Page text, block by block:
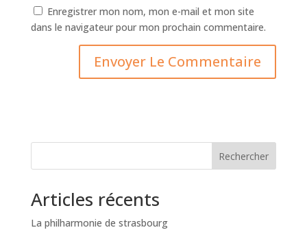
Enregistrer mon nom, mon e-mail et mon site
dans le navigateur pour mon prochain commentaire.
Rechercher
Articles récents
La philharmonie de strasbourg